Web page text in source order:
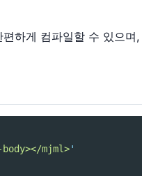
하게 컴파일할 수 있으며,
mjml>'